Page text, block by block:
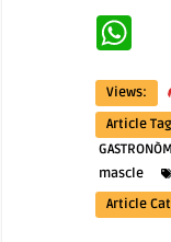
Views:
Article
mascle
Article